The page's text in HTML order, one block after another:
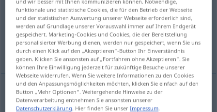
Übersicht aller Übersetzungen
(Für mehr Details die Übersetzung anklicken/antippen)
narinlik, yumuşaklık
narinlik,yumuşaklık Zartheit
funktionale und statistische Cookies, die für den Betrieb der Webseite
und der statistischen Auswertung unserer Webseite erforderlich sind,
werden auf Grundlage unserer Vorauswahl immer auf Ihrem Endgerät
gespeichert. Marketing-Cookies und Cookies, die der Bereitstellung
personalisierter Werbung dienen, werden nur gespeichert, wenn Sie uns
durch einen Klick auf den „Akzeptieren“-Button Ihr Einverständnis
geben. Klicken Sie ansonsten auf „Fortfahren ohne Akzeptieren“. Sie
können Ihre Einwilligung jederzeit für zukünftige Besuche unserer
Webseite widerrufen. Wenn Sie weitere Informationen zu den Cookies
und den Anpassungsmöglichkeiten möchten, klicken Sie einfach auf den
Button „Mehr Optionen“. Weitergehende Hinweise zu der
Datenverarbeitung entnehmen Sie ansonsten unserer
Datenschutzerklärung . Hier finden Sie unserImpressum